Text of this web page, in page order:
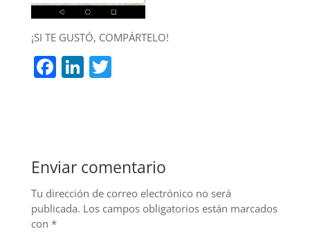
¡SI TE GUSTÓ, COMPÁRTELO!
F
b
o
o
k
Li
n
T
Enviar comentario
Tu dirección de correo electrónico no será
publicada. Los campos obligatorios están marcados
con *